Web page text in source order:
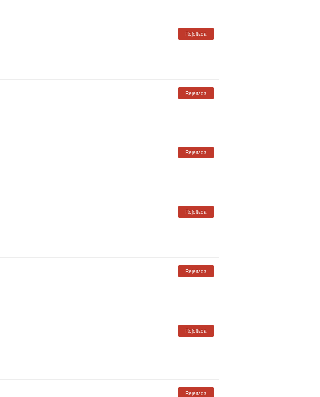
Rejeitada
Rejeitada
Rejeitada
Rejeitada
Rejeitada
Rejeitada
Rejeitada